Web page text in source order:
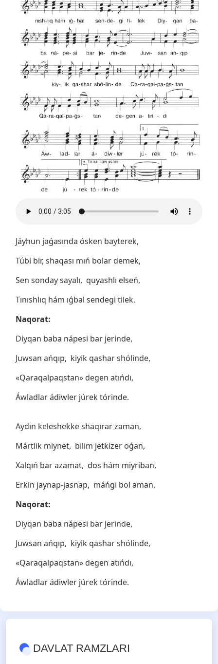
Jáyhun jaǵasında ósken bayterek,
Túbi bir, shaqası mıń bolar demek,
Sen sonday sayalı, quyashlı elseń,
Tınıshlıq hám ıǵbal sendegi tilek.
Naqorat:
Diyqan baba nápesi bar jerinde,
Juwsan ańqıp, kiyik qashar shólinde,
«Qaraqalpaqstan» degen atıńdı,
Áwladlar ádiwler júrek tórinde.
Aydın keleshekke shaqırar zaman,
Mártlik miynet, bilim jetkizer oǵan,
Xalqıń bar azamat, dos hám miyriban,
Erkin jaynap-jasnap, máńgi bol aman.
Naqorat:
Diyqan baba nápesi bar jerinde,
Juwsan ańqıp, kiyik qashar shólinde,
«Qaraqalpaqstan» degen atıńdı,
Áwladlar ádiwler júrek tórinde.
DAVLAT RAMZLARI